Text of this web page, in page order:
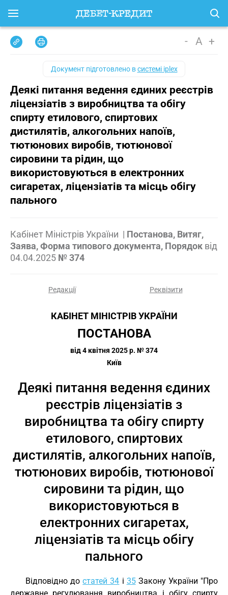
- A +
Документ підготовлено всистемі iplex
Деякі питання ведення єдиних реєстрів
ліцензіатів з виробництва та обігу
спирту етилового, спиртових
дистилятів, алкогольних напоїв,
тютюнових виробів, тютюнової
сировини та рідин, що
використовуються в електронних
сигаретах, ліцензіатів та місць обігу
пального
Кабінет Міністрів України | Постанова, Витяг,
Заява, Форма типового документа, Порядок від
04.04.2025 № 374
Редакції Реквізити
КАБІНЕТ МІНІСТРІВ УКРАЇНИ
ПОСТАНОВА
від 4 квітня 2025 р. № 374
Київ
Деякі питання ведення єдиних
реєстрів ліцензіатів з
виробництва та обігу спирту
етилового, спиртових
дистилятів, алкогольних напоїв,
тютюнових виробів, тютюнової
сировини та рідин, що
використовуються в
електронних сигаретах,
ліцензіатів та місць обігу
пального
Відповідно достатей 34 і 35Закону України "Про